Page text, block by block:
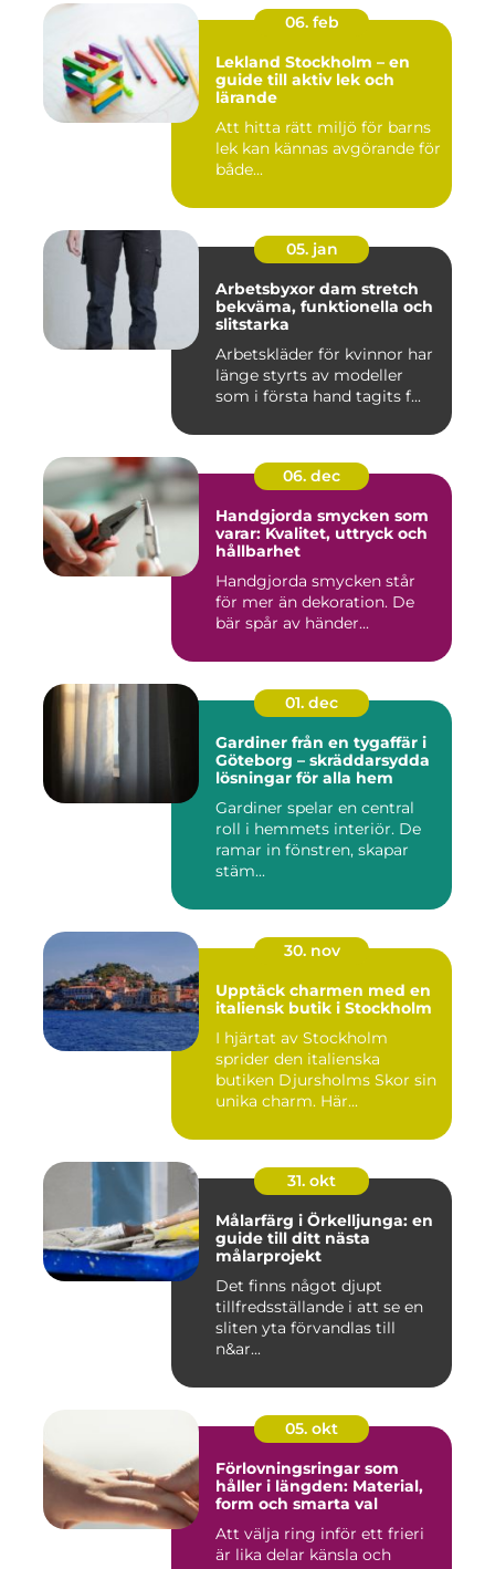
06. feb
Lekland Stockholm – en
guide till aktiv lek och
lärande
Att hitta rätt miljö för barns
lek kan kännas avgörande för
både...
05. jan
Arbetsbyxor dam stretch
bekväma, funktionella och
slitstarka
Arbetskläder för kvinnor har
länge styrts av modeller
som i första hand tagits f...
06. dec
Handgjorda smycken som
varar: Kvalitet, uttryck och
hållbarhet
Handgjorda smycken står
för mer än dekoration. De
bär spår av händer...
01. dec
Gardiner från en tygaffär i
Göteborg – skräddarsydda
lösningar för alla hem
Gardiner spelar en central
roll i hemmets interiör. De
ramar in fönstren, skapar
stäm...
30. nov
Upptäck charmen med en
italiensk butik i Stockholm
I hjärtat av Stockholm
sprider den italienska
butiken Djursholms Skor sin
unika charm. Här...
31. okt
Målarfärg i Örkelljunga: en
guide till ditt nästa
målarprojekt
Det finns något djupt
tillfredsställande i att se en
sliten yta förvandlas till
n&ar...
05. okt
Förlovningsringar som
håller i längden: Material,
form och smarta val
Att välja ring inför ett frieri
är lika delar känsla och